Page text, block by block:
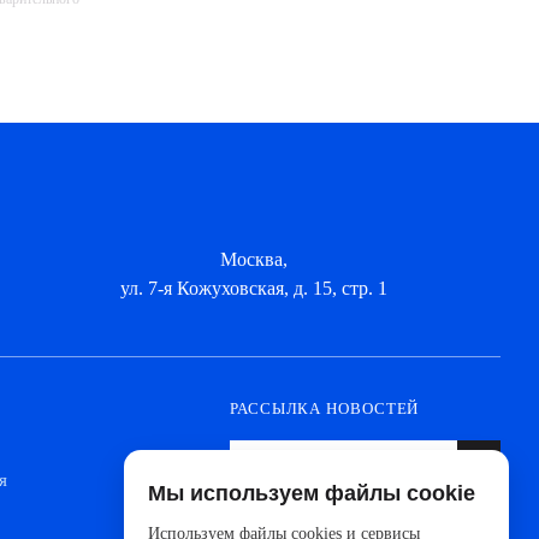
Москва,
ул. 7-я Кожуховская, д. 15, стр. 1
РАССЫЛКА НОВОСТЕЙ
новинок от ведущих производителей и
Мы используем файлы cookie
Используем файлы cookies и сервисы